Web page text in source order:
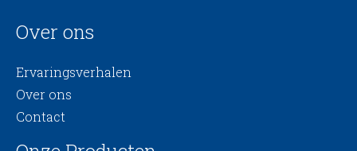
Over ons
Ervaringsverhalen
Over ons
Contact